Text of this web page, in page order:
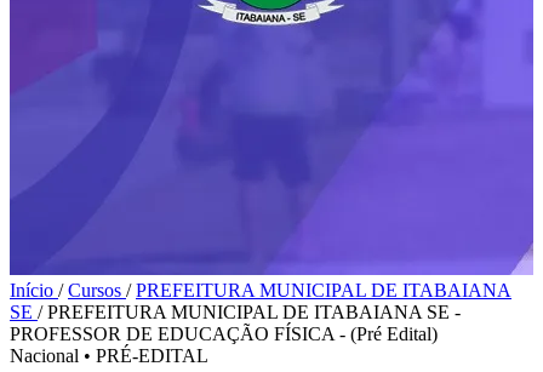
Início / Cursos / PREFEITURA MUNICIPAL DE ITABAIANA
SE / PREFEITURA MUNICIPAL DE ITABAIANA SE -
PROFESSOR DE EDUCAÇÃO FÍSICA - (Pré Edital)
Nacional • PRÉ-EDITAL